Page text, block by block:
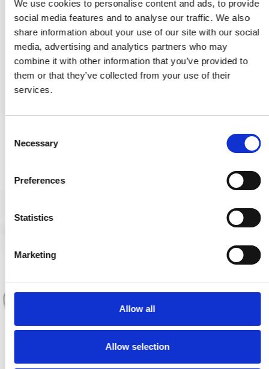
We use cookies to personalise content and ads, to provide
social media features and to analyse our traffic. We also
share information about your use of our site with our social
media, advertising and analytics partners who may
combine it with other information that you’ve provided to
them or that they’ve collected from your use of their
services.
t
Necessary
Preferences
Statistics
Marketing
Allow all
Allow selection
480990RC1
3.334,00 SEK
VISA PRODUKTEN